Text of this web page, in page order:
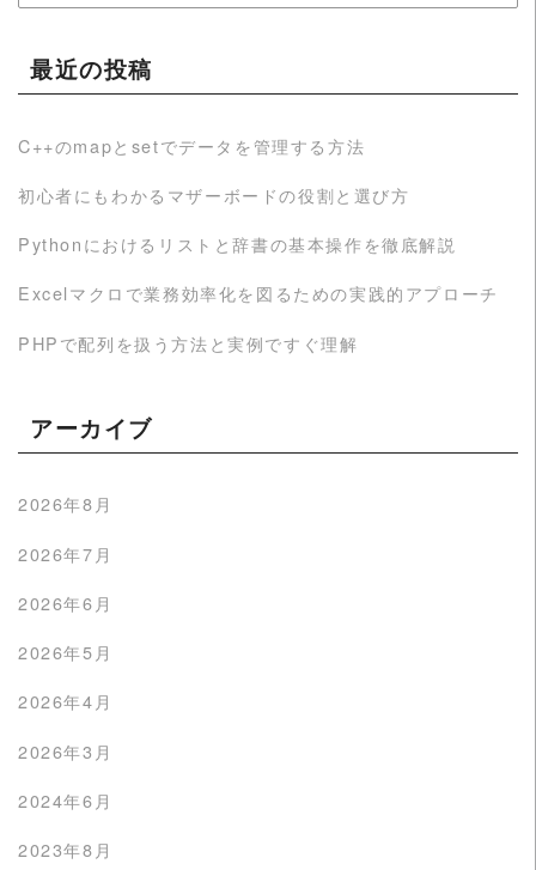
最近の投稿
C++のmapとsetでデータを管理する方法
初心者にもわかるマザーボードの役割と選び方
Pythonにおけるリストと辞書の基本操作を徹底解説
Excelマクロで業務効率化を図るための実践的アプローチ
PHPで配列を扱う方法と実例ですぐ理解
アーカイブ
2026年8月
2026年7月
2026年6月
2026年5月
2026年4月
2026年3月
2024年6月
2023年8月